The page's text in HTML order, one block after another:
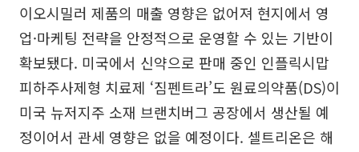
이오시밀러 제품의 매출 영향은 없어져 현지에서 영
업·마케팅 전략을 안정적으로 운영할 수 있는 기반이
확보됐다. 미국에서 신약으로 판매 중인 인플릭시맙
피하주사제형 치료제 ‘짐펜트라’도 원료의약품(DS)이
미국 뉴저지주 소재 브랜치버그 공장에서 생산될 예
정이어서 관세 영향은 없을 예정이다. 셀트리온은 해